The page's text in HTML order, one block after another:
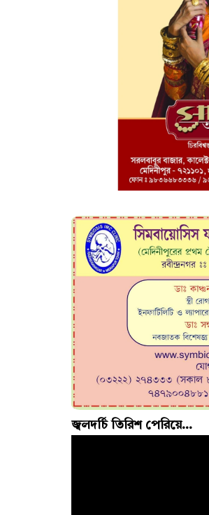
জ্বলদর্চি তিরিশ পেরিয়ে...